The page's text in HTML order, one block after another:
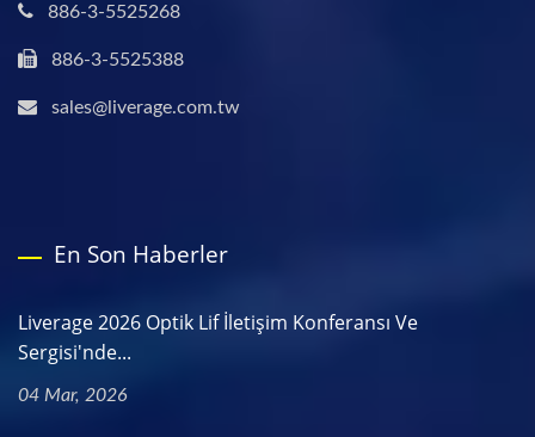
886-3-5525268
886-3-5525388
sales@liverage.com.tw
En Son Haberler
Liverage 2026 Optik Lif İletişim Konferansı Ve
Sergisi'nde...
04 Mar, 2026